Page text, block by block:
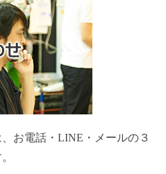
お電話・LINE・メールの３